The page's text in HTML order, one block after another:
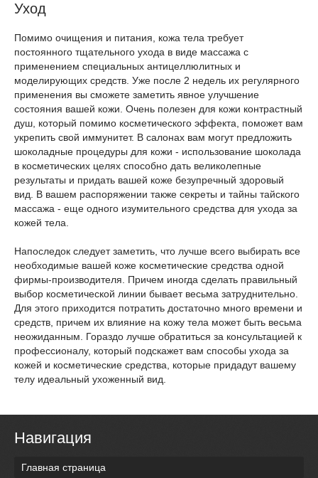
Уход
Помимо очищения и питания, кожа тела требует
постоянного тщательного ухода в виде массажа с
применением специальных антицеллюлитных и
моделирующих средств. Уже после 2 недель их регулярного
применения вы сможете заметить явное улучшение
состояния вашей кожи. Очень полезен для кожи контрастный
душ, который помимо косметического эффекта, поможет вам
укрепить свой иммунитет. В салонах вам могут предложить
шоколадные процедуры для кожи - использование шоколада
в косметических целях способно дать великолепные
результаты и придать вашей коже безупречный здоровый
вид. В вашем распоряжении также секреты и тайны тайского
массажа - еще одного изумительного средства для ухода за
кожей тела.
Напоследок следует заметить, что лучше всего выбирать все
необходимые вашей коже косметические средства одной
фирмы-производителя. Причем иногда сделать правильный
выбор косметической линии бывает весьма затруднительно.
Для этого приходится потратить достаточно много времени и
средств, причем их влияние на кожу тела может быть весьма
неожиданным. Гораздо лучше обратиться за консультацией к
профессионалу, который подскажет вам способы ухода за
кожей и косметические средства, которые придадут вашему
телу идеальный ухоженный вид.
Навигация
Главная страница